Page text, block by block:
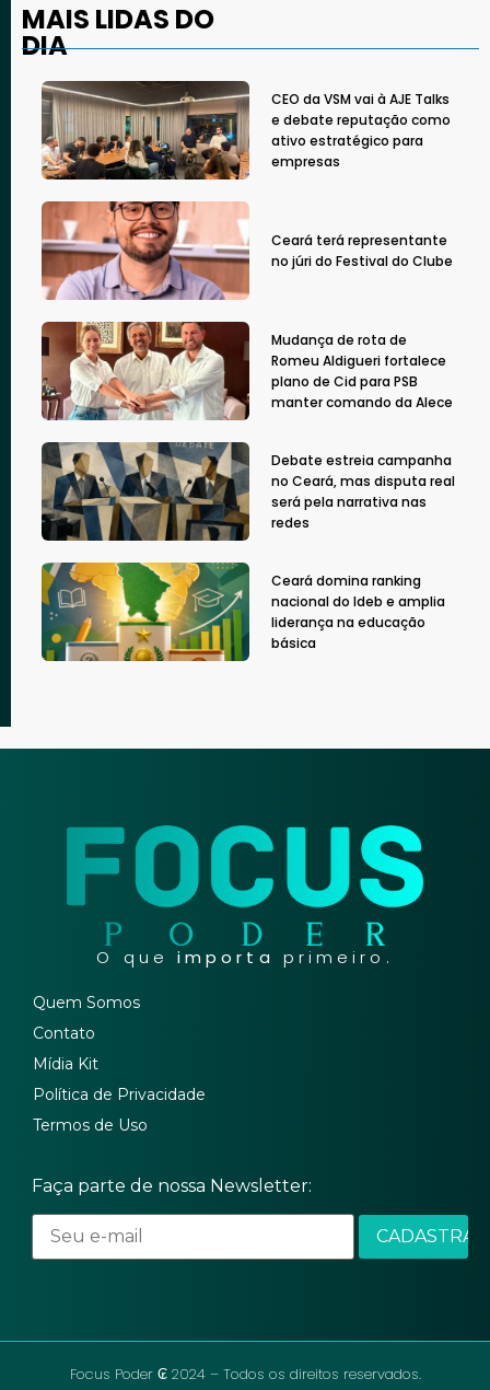
MAIS LIDAS DO
DIA
CEO da VSM vai à AJE Talks
e debate reputação como
ativo estratégico para
empresas
Ceará terá representante
no júri do Festival do Clube
Mudança de rota de
Romeu Aldigueri fortalece
plano de Cid para PSB
manter comando da Alece
Debate estreia campanha
no Ceará, mas disputa real
será pela narrativa nas
redes
Ceará domina ranking
nacional do Ideb e amplia
liderança na educação
básica
O que importa primeiro.
Quem Somos
Contato
Mídia Kit
Política de Privacidade
Termos de Uso
Faça parte de nossa Newsletter:
Focus Poder ₢ 2024 – Todos os direitos reservados.